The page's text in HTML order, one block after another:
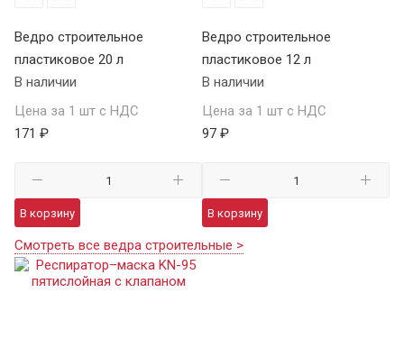
Ведро строительное
пластиковое 20 л
В наличии
Цена за 1 шт с НДС
171 ₽
В корзину
Ведро строительное
пластиковое 12 л
В наличии
Цена за 1 шт с НДС
97 ₽
В корзину
Смотреть все ведра строительные >